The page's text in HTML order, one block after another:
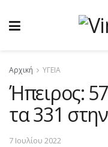
Αρχική ΥΓΕΙΑ
Ήπειρος:
τα 331
7 Ιουλίου 2022